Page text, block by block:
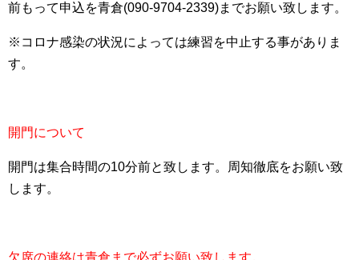
前もって申込を青倉(090-9704-2339)までお願い致します。
※コロナ感染の状況によっては練習を中止する事がありま
す。
開門について
開門は集合時間の10分前と致します。周知徹底をお願い致
します。
欠席の連絡は青倉まで必ずお願い致します。